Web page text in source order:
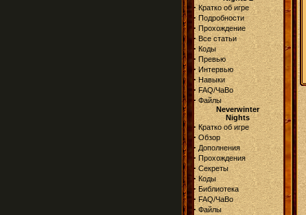
· Кратко об игре
· Подробности
· Прохождение
· Все статьи
· Коды
· Превью
· Интервью
· Навыки
· FAQ/ЧаВо
· Файлы
Neverwinter
Nights
· Кратко об игре
· Обзор
· Дополнения
· Прохождения
· Секреты
· Коды
· Библиотека
· FAQ/ЧаВо
· Файлы